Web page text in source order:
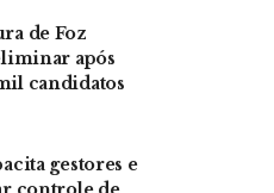
de Foz
após
candidatos
gestores e